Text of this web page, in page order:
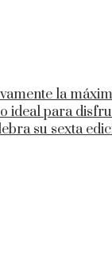
la
ideal para
su sexta